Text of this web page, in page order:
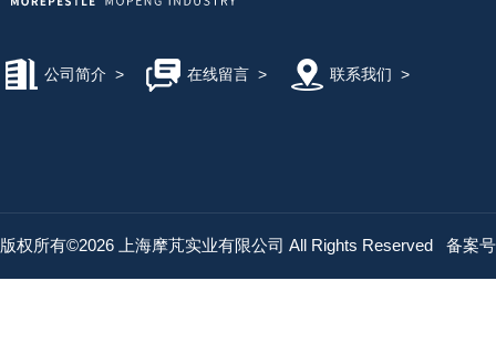
公司简介 > 在线留言> 联系我们 >
版权所有©2026 上海摩芃实业有限公司 All Rights Reserved 备案